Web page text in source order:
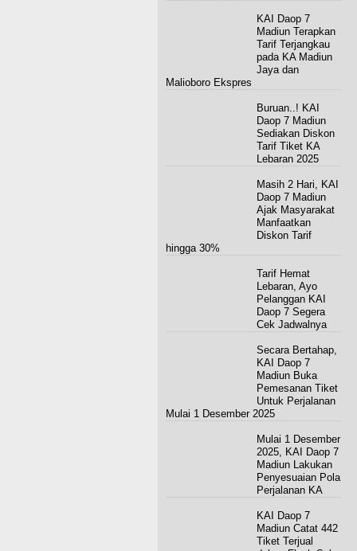
KAI Daop 7
Madiun Terapkan
Tarif Terjangkau
pada KA Madiun
Jaya dan
Malioboro Ekspres
Buruan..! KAI
Daop 7 Madiun
Sediakan Diskon
Tarif Tiket KA
Lebaran 2025
Masih 2 Hari, KAI
Daop 7 Madiun
Ajak Masyarakat
Manfaatkan
Diskon Tarif
hingga 30%
Tarif Hemat
Lebaran, Ayo
Pelanggan KAI
Daop 7 Segera
Cek Jadwalnya
Secara Bertahap,
KAI Daop 7
Madiun Buka
Pemesanan Tiket
Untuk Perjalanan
Mulai 1 Desember 2025
Mulai 1 Desember
2025, KAI Daop 7
Madiun Lakukan
Penyesuaian Pola
Perjalanan KA
KAI Daop 7
Madiun Catat 442
Tiket Terjual